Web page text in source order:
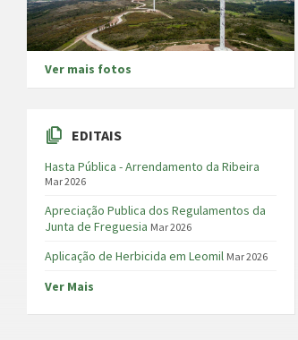
Ver mais fotos
EDITAIS
Hasta Pública - Arrendamento da Ribeira
Mar 2026
Apreciação Publica dos Regulamentos da
Junta de Freguesia Mar 2026
Aplicação de Herbicida em Leomil Mar 2026
Ver Mais